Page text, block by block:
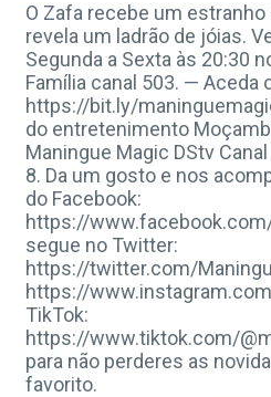
O Zafa recebe um
revela um ladrão de jóias.
Segunda a Sexta às 20:30
Família canal 503. — Aceda
https://bit.ly/
do entretenimento
Maningue Magic DStv
8. Da um gosto e nos
do Facebook:
https://
segue no Twitter:
https://twitter.com/
https://
TikTok:
https://www.tiktok.com/
para não perderes as
favorito.